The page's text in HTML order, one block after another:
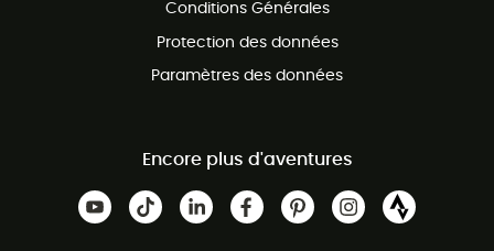
Conditions Générales
Protection des données
Paramètres des données
Encore plus d'aventures